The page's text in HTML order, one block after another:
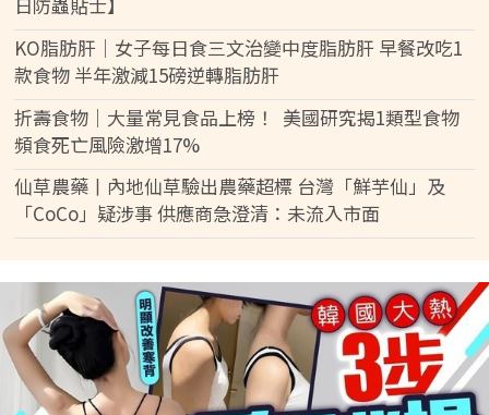
KO脂肪肝｜女子每日食三文治變中度脂肪肝 早餐改吃1
款食物 半年激減15磅逆轉脂肪肝
折壽食物｜大量常見食品上榜！ 美國研究揭1類型食物
頻食死亡風險激增17%
仙草農藥丨內地仙草驗出農藥超標 台灣「鮮芋仙」及
「CoCo」疑涉事 供應商急澄清：未流入市面